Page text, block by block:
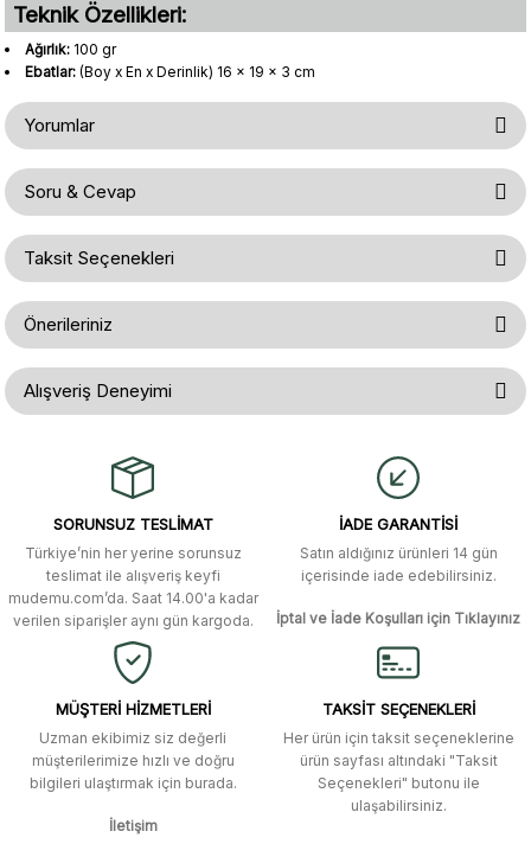
Teknik Özellikleri:
Ağırlık:100 gr
Ebatlar:(Boy x En x Derinlik) 16 x 19 x 3 cm
Yorumlar
Bu ürüne ilk yorumu siz yapın!
Yorum Yaz
Soru & Cevap
Ürün hakkında henüz soru sorulmamış.
Soru Sor
Taksit Seçenekleri
Önerileriniz
Bu ürünün fiyat bilgisi, resim, ürün açıklamalarında ve diğer konularda
yetersiz gördüğünüz noktaları öneri formunu kullanarak tarafımıza
iletebilirsiniz.
Ürün resmi kalitesiz, bozuk veya görüntülenemiyor.
Ürün bilgilerinde hatalar bulunuyor.
Ürün fiyatı diğer sitelerden daha pahalı.
Bu ürüne benzer farklı alternatifler olmalı.
Alışveriş Deneyimi
alışverişti. Ürün bir gün sonra elime
ulaştı. Mağaza yetkilileri oldukça
yanıt aldım ve çözüm buldum.
Murat Duman | 17/03/2026
Site güvenilir ve kullanışlı, fakat
kavela ve diğer ahşap aksesuarları
menü seçeneklerinde bulunmuyor,
spesifik olarak "kavela" terimini
aratarak bulunabilir.
M... K... | 12/12/2025
Ben bu kadar hızlı bir teslimat
SORUNSUZ TESLİMAT
Türkiye’nin her yerine sorunsuz
teslimat ile alışveriş keyfi
mudemu.com’da. Saat 14.00'a kadar
verilen siparişler aynı gün kargoda.
İADE GARANTİSİ
Satın aldığınız ürünleri 14 gün
içerisinde iade edebilirsiniz.
İptal ve İade Koşulları için Tıklayınız
MÜŞTERİ HİZMETLERİ
Uzman ekibimiz siz değerli
müşterilerimize hızlı ve doğru
bilgileri ulaştırmak için burada.
İletişim
TAKSİT SEÇENEKLERİ
Her ürün için taksit seçeneklerine
ürün sayfası altındaki "Taksit
Seçenekleri" butonu ile
ulaşabilirsiniz.